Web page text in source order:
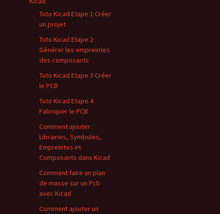
Tuto Kicad Etape 1 Créer
un projet
Tuto Kicad Etape 2
Générer les empreintes
des composants
Tuto Kicad Etape 3 Créer
le PCB
Tuto Kicad Etape 4
Fabriquer le PCB
Comment ajouter :
Librairies, Symboles,
Empreintes et
Composants dans Kicad
Comment faire un plan
de masse sur un Pcb
avec Kicad
Comment ajouter un